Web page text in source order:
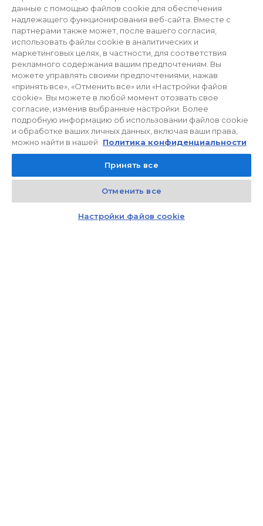
благодаря высокому стандарту квартир и комплексному
обслуживанию клиентов, а именно помощь в оформлении
ипотеки и возможность отделки квартиры под ключ надежными
и солидными подрядчиками.
Предложение
Деятельность компании ROBYG сосредоточена на жилом
строительстве. Предлагается большой выбор квартир – от
однокомнатных, небольших квартир - студий, 2-комнатных
квартир и до квартир больших площадей более 60 м2.
Квартиры на первом этаже имеют палисадники или зелёные
террасы. Для удобства жителей предусмотрены машиноместа в
подземных гаражах и паркинг на улице.
Что отличает ROBYG
Kontakt Czat z doradcą
данные с помощью файлов cookie для обеспечения
надлежащего функционирования веб-сайта. Вместе с
партнерами также может, после вашего согласия,
использовать файлы cookie в аналитических и
маркетинговых целях, в частности, для соответствия
рекламного содержания вашим предпочтениям. Вы
можете управлять своими предпочтениями, нажав
«принять все», «Отменить все» или «Настройки файов
cookie». Вы можете в любой момент отозвать свое
согласие, изменив выбранные настройки. Более
подробную информацию об использовании файлов cookie
и обработке ваших личных данных, включая ваши права,
можно найти в нашей
Политика конфиденциальности
Принять все
Отменить все
Настройки файов cookie